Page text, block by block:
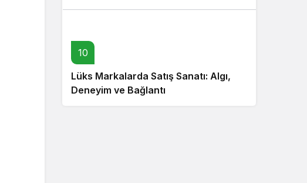
10
Lüks Markalarda Satış Sanatı: Algı,
Deneyim ve Bağlantı